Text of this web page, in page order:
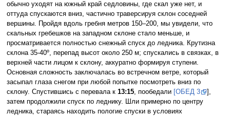
обычно уходят на южный край седловины, где скал уже нет, и
оттуда спускаются вниз, частично траверсируя склон соседней
вершины. Пройдя вдоль гребня метров 150–200, мы увидели, что
скальных гребешков на западном склоне стало меньше, и
просматривается полностью снежный спуск до ледника. Крутизна
склона 35-40º, перепад высот около 250 м; спускались в связках, в
верхней части лицом к склону, аккуратно формируя ступени.
Основная сложность заключалась во встречном ветре, который
засыпал глаза снегом при любой попытке посмотреть вниз по
склону. Спустившись с перевала к 13:15, пообедали [ОБЕД 3
],
затем продолжили спуск по леднику. Шли примерно по центру
ледника, стараясь находить пологие спуски в условиях